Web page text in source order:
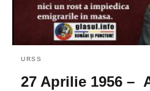
URSS
27 Aprilie 1956 –